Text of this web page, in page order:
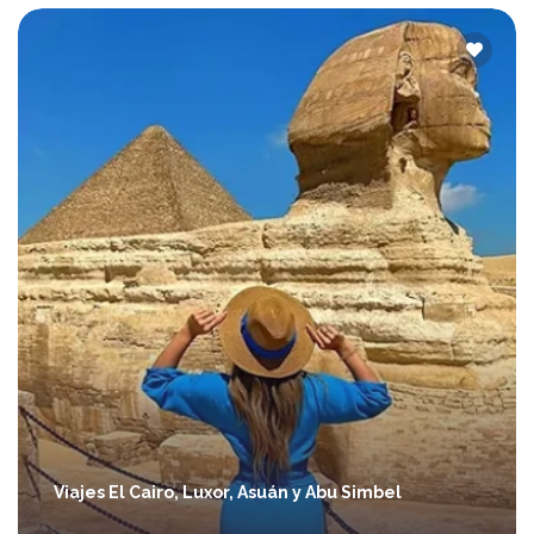
Viajes El Cairo, Luxor, Asuán y Abu Simbel